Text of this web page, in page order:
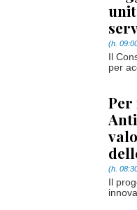
(h.
Il
per
Per
(h.
Il